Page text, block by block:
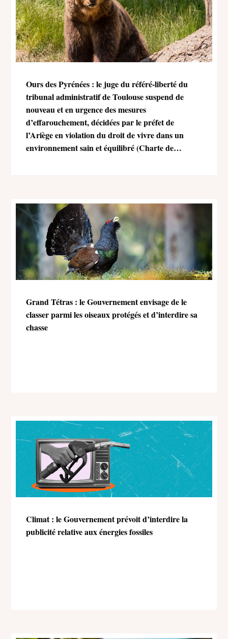
Ours des Pyrénées : le juge du référé-liberté du
tribunal administratif de Toulouse suspend de
nouveau et en urgence des mesures
d’effarouchement, décidées par le préfet de
l’Ariège en violation du droit de vivre dans un
environnement sain et équilibré (Charte de
Grand Tétras : le Gouvernement envisage de le
classer parmi les oiseaux protégés et d’interdire sa
chasse
Climat : le Gouvernement prévoit d’interdire la
publicité relative aux énergies fossiles